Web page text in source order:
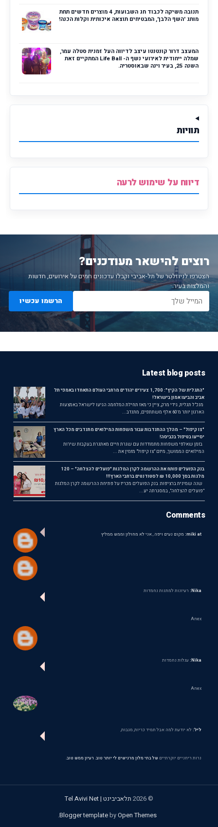
תנובה משיקה לכבוד חג השבועות, 4 מוצרים חדשים תחת
מותג 'השף הלבן', המבטיחים תוצאה איכותית וקלות הכנה!
המעצב דרור קונטנטו עיצב לדיווה העל זמנית סטלה עמר,
שמלה ייחודית לאירועי נשף ה- Life Ball המתקיים זאת
השנה 25, בעיר וינה שבאוסטריה.
תוויות
דיווח על שימוש לרעה
רוצים להישאר מעודכנים?
הצטרפו לניוזלטר של תל-אביבי וקבלו עדכונים חמים על אירועים, חדשות
והמלצות בעיר.
הרשמו עכשיו
Latest blog posts
"התגלית של הקיץ": 1,700 צעירים יהודים מרחבי העולם התאחדו באמפי תל
אביב והביעו אמון בישראל!
מנכ"ל תגלית, גידי מרק, ציין כי מאז תחילת המלחמה הגיעו לישראל באמצעות
הארגון יותר מ־60 אלף משתתפים, מתנדב...
"צו קיפול" – מהלך ההתנדבות עבור משפחות המילואים מתנדבים מכל הארץ
יסייעו בטיפול בכביסה!
בזמן שאלפי משפחות מתמודדות עם שגרת חיים מאתגרת בעקבות שירות
המילואים הממושך, מיזם "צו קיפול" מזמין את ...
בנק הפועלים פותח את ההרשמה לקרן המלגות "פועלים להצלחה" – 120
מלגות בסך 10,000 ₪ לסטודנטים ברחבי הארץ!!!
שנה שמינית ברציפות: בנק הפועלים מכריז על פתיחת ההרשמה לקרן המלגות
"פועלים להצלחה", במסגרתה יע...
Comments
miki at: מקום נעים ויפה , אני לא מחולון וממש ממליץ
Nika: רעיונות למתנות נחמדות
Anex
Nika: עגלות נחמדות
Anex
ליל: לא יודעת למה אבל תמיד כריות, מגבות,
נרות ריחניים יוקרתיים של בתי מלון מרגישים לי יותר טוב. רעיון ממש טוב.
©
2026 תלאביבינט | Tel Avivi Net
Blogger templatebyOpen Themes
.